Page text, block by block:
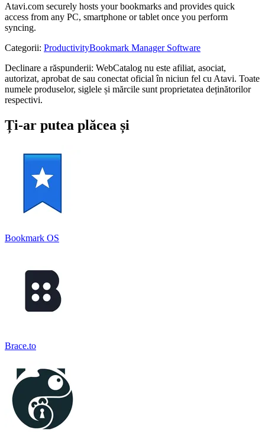
Atavi.com securely hosts your bookmarks and provides quick
access from any PC, smartphone or tablet once you perform
syncing.
Categorii: ProductivityBookmark Manager Software
Declinare a răspunderii: WebCatalog nu este afiliat, asociat,
autorizat, aprobat de sau conectat oficial în niciun fel cu Atavi. Toate
numele produselor, siglele și mărcile sunt proprietatea deținătorilor
respectivi.
Ți-ar putea plăcea și
Bookmark OS
Brace.to